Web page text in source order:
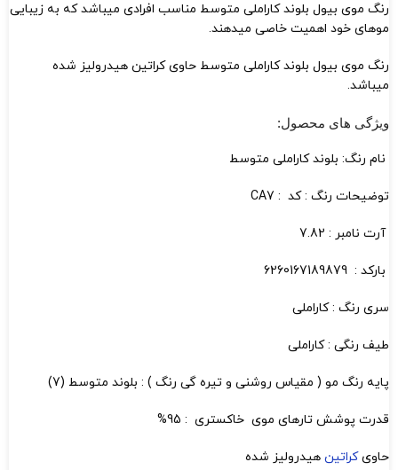
رنگ موی بیول بلوند کاراملی متوسط مناسب افرادی میباشد که به زیبایی
موهای خود اهمیت خاصی میدهند.
رنگ موی بیول بلوند کاراملی متوسط حاوی کراتین هیدرولیز شده
میباشد.
ویژگی های محصول:
نام رنگ: بلوند کاراملی متوسط
توضیحات رنگ : کد : CA7
آرت نامبر : 7.82
بارکد : 6260167189879
سری رنگ : کاراملی
طیف رنگی : کاراملی
پایه رنگ مو ( مقیاس روشنی و تیره گی رنگ ) : بلوند متوسط (7)
قدرت پوشش تارهای موی خاکستری : 95%
حاویکراتین هیدرولیز شده